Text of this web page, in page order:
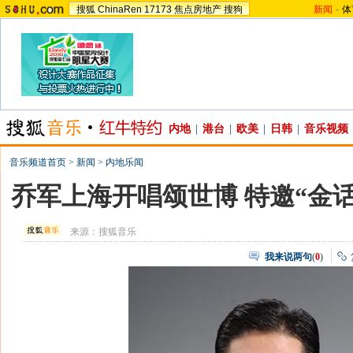
搜狐 ChinaRen 17173 焦点房地产 搜狗 新闻 -
内地 港台 欧美 日韩 音乐视频
音乐频道首页 > 新闻 > 内地乐闻
乔军上海开唱颂世博 特邀“金
来源：搜狐音乐
我来说两句(0)